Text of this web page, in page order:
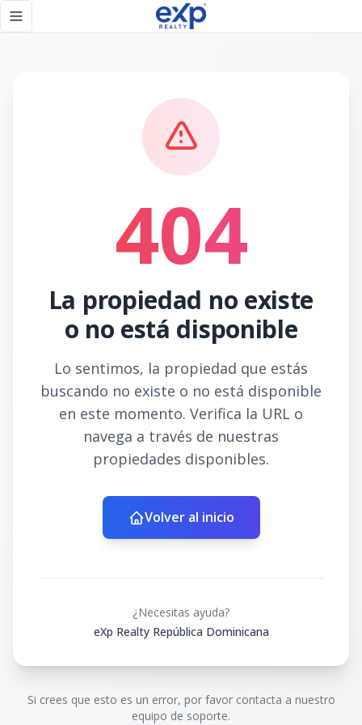
Toggle navigation menu
404
La propiedad no existe
o no está disponible
Lo sentimos, la propiedad que estás
buscando no existe o no está disponible
en este momento. Verifica la URL o
navega a través de nuestras
propiedades disponibles.
Volver al inicio
¿Necesitas ayuda?
eXp Realty República Dominicana
Si crees que esto es un error, por favor contacta a nuestro
equipo de soporte.
Página no encontrada - eXp Realty República Dominicana